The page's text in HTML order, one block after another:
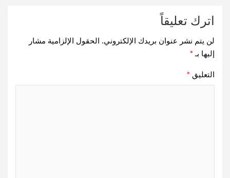
اترك تعليقاً
لن يتم نشر عنوان بريدك الإلكتروني. الحقول الإلزامية مشار
إليها بـ *
التعليق *